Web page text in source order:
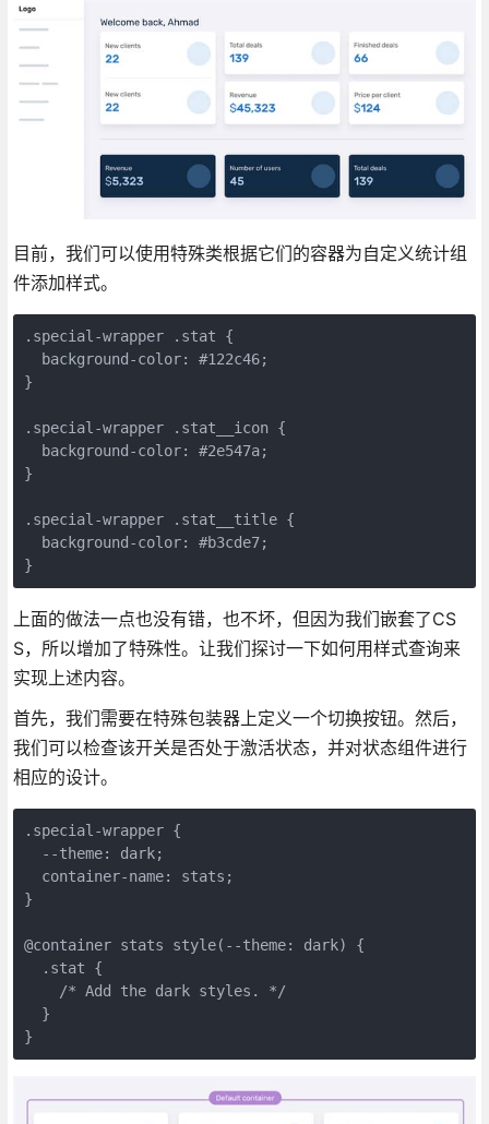
目前，我们可以使用特殊类根据它们的容器为自定义统计组
件添加样式。
.special-wrapper .stat {
  background-color: #122c46;
}
.special-wrapper .stat__icon {
  background-color: #2e547a;
}
.special-wrapper .stat__title {
  background-color: #b3cde7;
}
上面的做法一点也没有错，也不坏，但因为我们嵌套了CS
S，所以增加了特殊性。让我们探讨一下如何用样式查询来
实现上述内容。
首先，我们需要在特殊包装器上定义一个切换按钮。然后，
我们可以检查该开关是否处于激活状态，并对状态组件进行
相应的设计。
.special-wrapper {
  --theme: dark;
  container-name: stats;
}
@container stats style(--theme: dark) {
  .stat {
    /* Add the dark styles. */
  }